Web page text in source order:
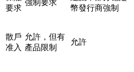
要求
強制要求
幣發行商強制
散戶
准入
允許，但有
產品限制
允許